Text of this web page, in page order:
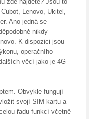
250
Z... (Více